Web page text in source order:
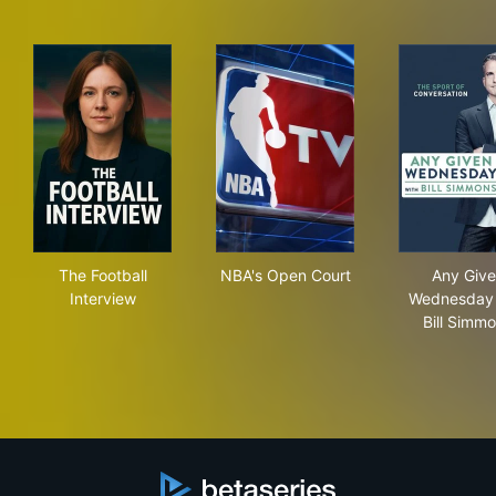
The Football
Interview
NBA's Open Court
Any
Bill